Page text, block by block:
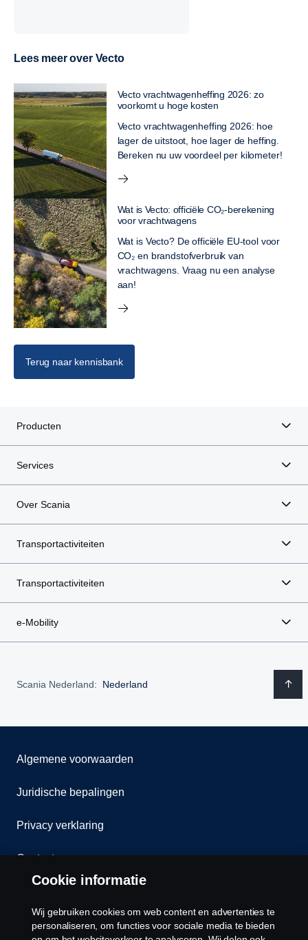
Lees meer over Vecto
Vecto vrachtwagenheffing 2026: zo
voorkomt u hoge kosten
Vecto vrachtwagenheffing 2026: hoe
lager de uitstoot, hoe lager de heffing.
Bereken nu uw voordeel per kilometer!
Wat is Vecto: officiële CO₂-berekening
voor vrachtwagens
Wat is Vecto? De officiële EU-tool voor
CO₂ en brandstofverbruik van
vrachtwagens. Vraag nu een analyse
aan!
Terug naar kennisbank
Producten
Services
Over Scania
Transportactiviteiten
Transportactiviteiten
e-Mobility
Scania Nederland: Nederland
Algemene voorwaarden
Juridische bepalingen
Privacy verklaring
Contact
Cookiebeleid
Cookie informatie
Wij gebruiken cookies om web content en advertenties te
personaliseren, om functies voor sociale media te bieden